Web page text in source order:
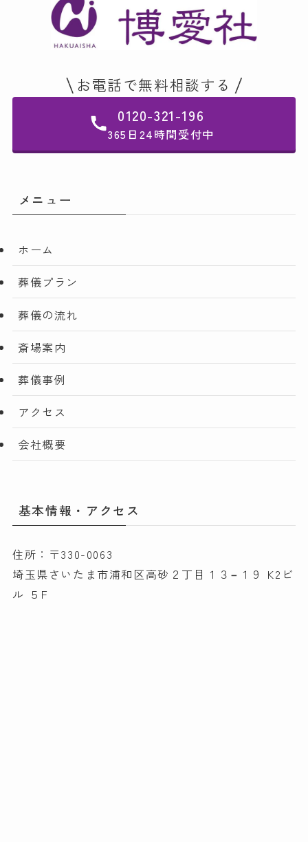
お電話で無料相談する
0120-321-196
365日24時間受付中
メニュー
ホーム
葬儀プラン
葬儀の流れ
斎場案内
葬儀事例
アクセス
会社概要
基本情報・アクセス
住所：〒330-0063
埼玉県さいたま市浦和区高砂２丁目１３−１９ K2ビ
ル ５F